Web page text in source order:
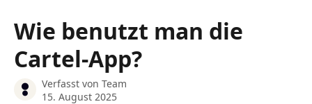
Wie benutzt man die
Cartel-App?
Verfasst von Team
15. August 2025